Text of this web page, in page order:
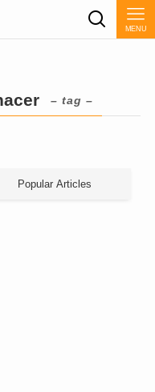
MENU
– tag –
Popular Articles